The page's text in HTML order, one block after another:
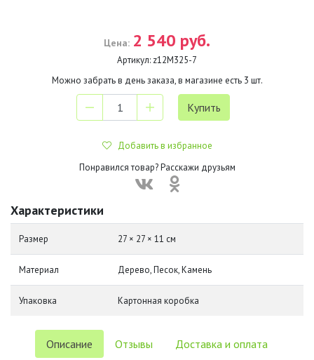
Цена: 2 540 руб.
Артикул: z12М325-7
Можно забрать в день заказа, в магазине есть 3 шт.
Добавить в избранное
Понравился товар? Расскажи друзьям
Характеристики
Размер 27 × 27 × 11 см
Материал Дерево, Песок, Камень
Упаковка Картонная коробка
Описание Отзывы Доставка и оплата